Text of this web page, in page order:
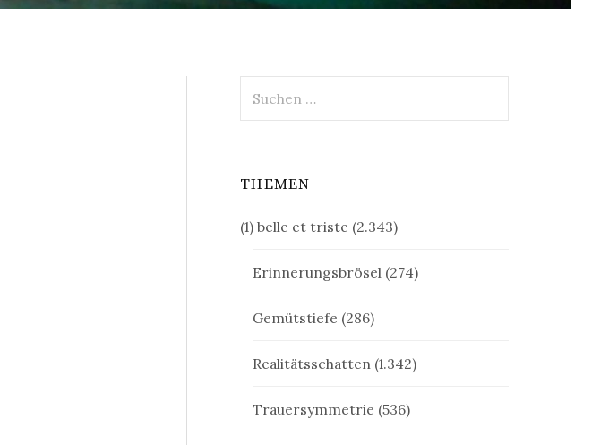
nach:
THEMEN
(1) belle et triste (2.343)
Erinnerungsbrösel (274)
Gemütstiefe (286)
Realitätsschatten (1.342)
Trauersymmetrie (536)